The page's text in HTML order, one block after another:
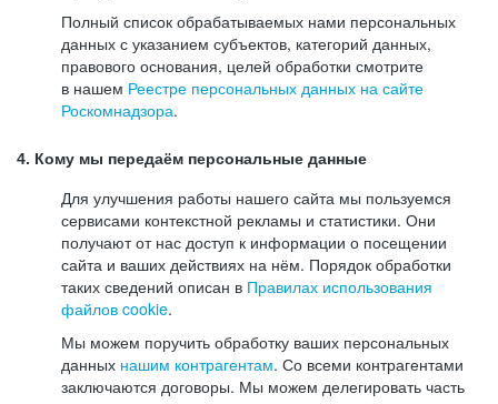
Полный список обрабатываемых нами персональных
данных с указанием субъектов, категорий данных,
правового основания, целей обработки смотрите
в нашем Реестре персональных данных на сайте
Роскомнадзора.
4. Кому мы передаём персональные данные
Для улучшения работы нашего сайта мы пользуемся
сервисами контекстной рекламы и статистики. Они
получают от нас доступ к информации о посещении
сайта и ваших действиях на нём. Порядок обработки
таких сведений описан в Правилах использования
файлов cookie.
Мы можем поручить обработку ваших персональных
данных нашим контрагентам. Со всеми контрагентами
заключаются договоры. Мы можем делегировать часть